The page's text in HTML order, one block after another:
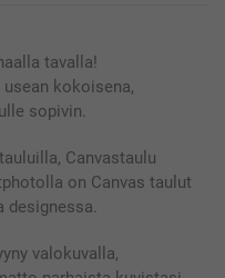
tavalla!
kokoisena,
sopivin.
Canvastaulu
on Canvas taulut
designessa.
valokuvalla,